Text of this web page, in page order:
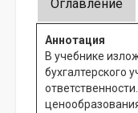
Оглавление
Аннотация
В учебнике
бухгалтерского